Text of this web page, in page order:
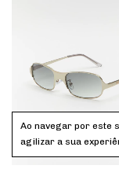
Ao navegar por este
agilizar a sua